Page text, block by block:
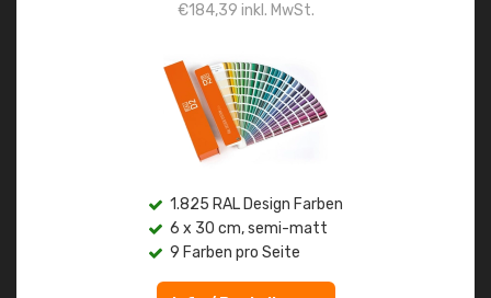
€184,39 inkl. MwSt.
1.825 RAL Design Farben
6 x 30 cm, semi-matt
9 Farben pro Seite